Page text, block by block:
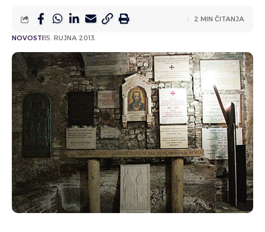
NOVOSTI15. RUJNA 2013.
2 MIN ČITANJA